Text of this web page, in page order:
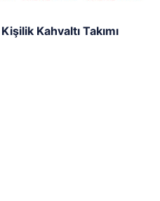
Kahvaltı Takımı
Tabağı